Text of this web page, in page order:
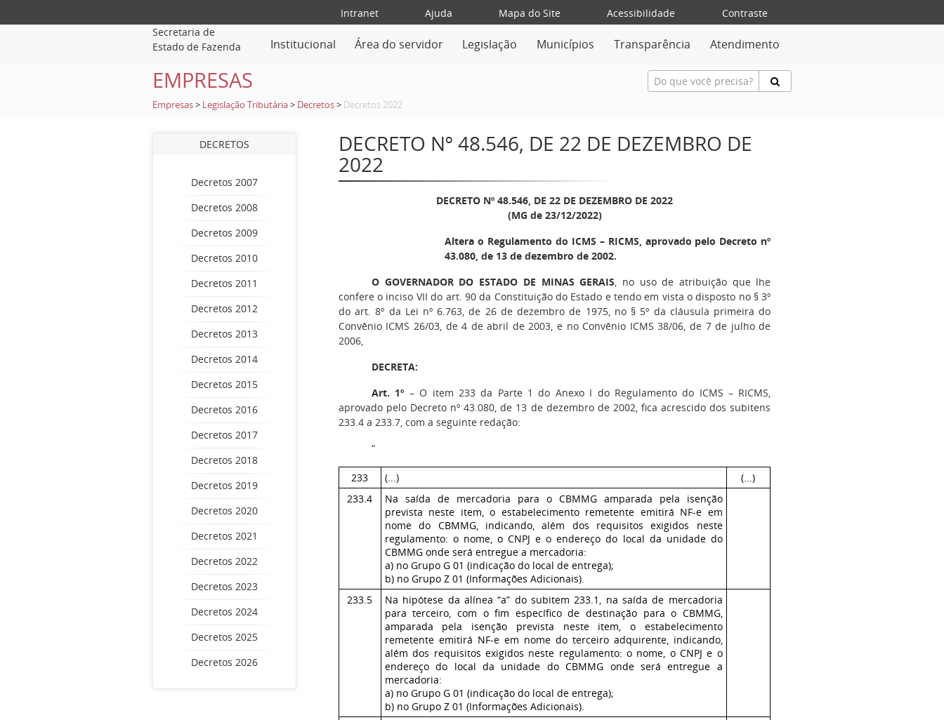
Intranet Ajuda Mapa do Site Acessibilidade
Contraste
Secretaria de
Estado de Fazenda
Institucional Área do servidor Legislação Municípios Transparência Atendimento
EMPRESAS
Empresas > Legislação Tributária > Decretos > Decretos 2022
DECRETOS
Decretos 2007
Decretos 2008
Decretos 2009
Decretos 2010
Decretos 2011
Decretos 2012
Decretos 2013
Decretos 2014
Decretos 2015
Decretos 2016
Decretos 2017
Decretos 2018
Decretos 2019
Decretos 2020
Decretos 2021
Decretos 2022
Decretos 2023
Decretos 2024
Decretos 2025
Decretos 2026
DECRETO Nº 48.546, DE 22 DE DEZEMBRO DE
2022
DECRETO Nº 48.546, DE 22 DE DEZEMBRO DE 2022
(MG de 23/12/2022)
Altera o Regulamento do ICMS – RICMS, aprovado pelo Decreto nº
43.080, de 13 de dezembro de 2002.
O GOVERNADOR DO ESTADO DE MINAS GERAIS, no uso de atribuição que lhe
confere o inciso VII do art. 90 da Constituição do Estado e tendo em vista o disposto no § 3º
do art. 8º da Lei nº 6.763, de 26 de dezembro de 1975, no § 5º da cláusula primeira do
Convênio ICMS 26/03, de 4 de abril de 2003, e no Convênio ICMS 38/06, de 7 de julho de
2006,
DECRETA:
Art. 1º – O item 233 da Parte 1 do Anexo I do Regulamento do ICMS – RICMS,
aprovado pelo Decreto nº 43.080, de 13 de dezembro de 2002, fica acrescido dos subitens
233.4 a 233.7, com a seguinte redação:
“
233 (...)
(...)
233.4
Na saída de mercadoria para o CBMMG amparada pela isenção
prevista neste item, o estabelecimento remetente emitirá NF-e em
nome do CBMMG, indicando, além dos requisitos exigidos neste
regulamento: o nome, o CNPJ e o endereço do local da unidade do
CBMMG onde será entregue a mercadoria:
a) no Grupo G 01 (indicação do local de entrega);
b) no Grupo Z 01 (Informações Adicionais).
233.5
Na hipótese da alínea “a” do subitem 233.1, na saída de mercadoria
para terceiro, com o fim específico de destinação para o CBMMG,
amparada pela isenção prevista neste item, o estabelecimento
remetente emitirá NF-e em nome do terceiro adquirente, indicando,
além dos requisitos exigidos neste regulamento: o nome, o CNPJ e o
endereço do local da unidade do CBMMG onde será entregue a
mercadoria:
a) no Grupo G 01 (indicação do local de entrega);
b) no Grupo Z 01 (Informações Adicionais).